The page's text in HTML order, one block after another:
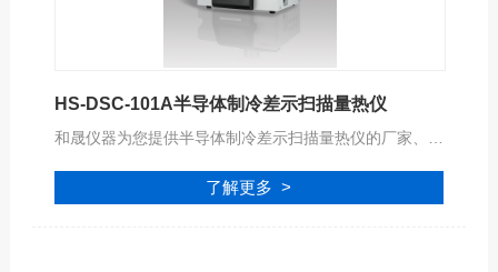
HS-DSC-101A半导体制冷差示扫描量热仪
了解更多 >